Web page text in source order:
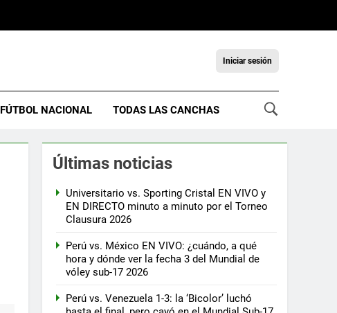
Iniciar sesión
FÚTBOL NACIONAL TODAS LAS CANCHAS
Últimas noticias
Universitario vs. Sporting Cristal EN VIVO y
EN DIRECTO minuto a minuto por el Torneo
Clausura 2026
Perú vs. México EN VIVO: ¿cuándo, a qué
hora y dónde ver la fecha 3 del Mundial de
vóley sub-17 2026
Perú vs. Venezuela 1-3: la ‘Bicolor’ luchó